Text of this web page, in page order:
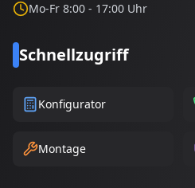
Mo-Fr 8:00 - 17:00 Uhr
Schnellzugriff
Konfigurator
Montage